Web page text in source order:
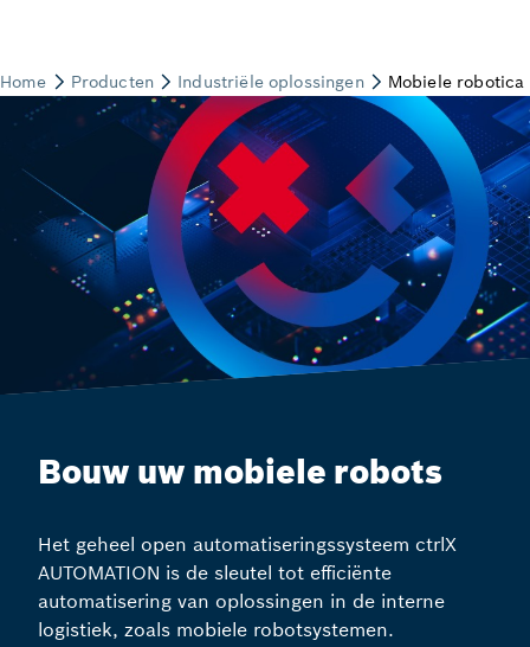
Bouw uw mobiele robots
Het geheel open automatiseringssysteem ctrlX
AUTOMATION is de sleutel tot efficiënte
automatisering van oplossingen in de interne
logistiek, zoals mobiele robotsystemen.